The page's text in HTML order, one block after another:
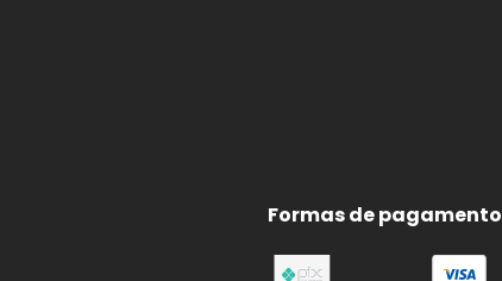
Formas de pagamento